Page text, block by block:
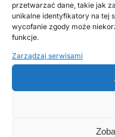
przetwarzać dane, takie jak
unikalne identyfikatory na tej
wycofanie zgody może
funkcje.
Zarządzaj serwisami
18 LISTOPADA,
Harmonogram
komunalnych w
PSZOK Rusiec –
zasady